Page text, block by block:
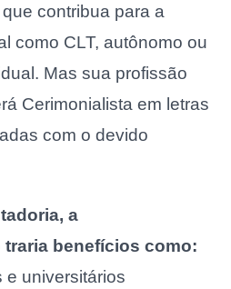
contribua para a
como CLT, autônomo ou
Mas sua profissão
Cerimonialista em letras
com o devido
a
traria benefícios como:
e universitários